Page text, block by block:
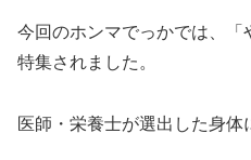
今回のホンマでっかでは、
特集されました。
医師・栄養士が選出した身体